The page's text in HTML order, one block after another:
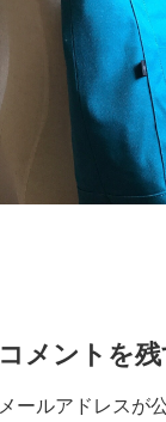
コメントを
メールアドレスが